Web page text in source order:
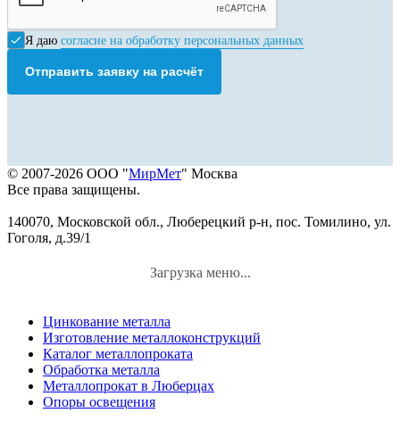
Я даю согласие на обработку персональных данных
Отправить заявку на расчёт
© 2007-2026 ООО "МирМет" Москва
Все права защищены.
140070, Московской обл., Люберецкий р-н, пос. Томилино, ул.
Гоголя, д.39/1
Загрузка меню...
Цинкование металла
Изготовление металлоконструкций
Каталог металлопроката
Обработка металла
Металлопрокат в Люберцах
Опоры освещения